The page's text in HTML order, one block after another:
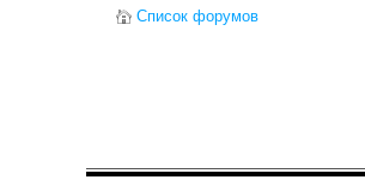
Список форумов